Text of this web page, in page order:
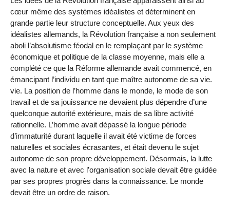
cœur même des systèmes idéalistes et déterminent en
grande partie leur structure conceptuelle. Aux yeux des
idéalistes allemands, la Révolution française a non seulement
aboli l’absolutisme féodal en le remplaçant par le système
économique et politique de la classe moyenne, mais elle a
complété ce que la Réforme allemande avait commencé, en
émancipant l’individu en tant que maître autonome de sa vie.
vie. La position de l’homme dans le monde, le mode de son
travail et de sa jouissance ne devaient plus dépendre d’une
quelconque autorité extérieure, mais de sa libre activité
rationnelle. L’homme avait dépassé la longue période
d’immaturité durant laquelle il avait été victime de forces
naturelles et sociales écrasantes, et était devenu le sujet
autonome de son propre développement. Désormais, la lutte
avec la nature et avec l’organisation sociale devait être guidée
par ses propres progrès dans la connaissance. Le monde
devait être un ordre de raison.